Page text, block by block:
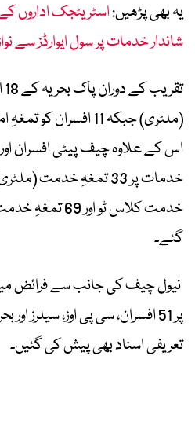
یہ بھی پڑھیں:اسٹریٹجک اداروں کے
شاندار خدمات پر سول ایوارڈز سے
(ملٹری) جبکہ 11
اس کے علاوہ چیف پیٹی افسران
خدمت کلاس ٹو
گئے۔
نیول چیف کی جانب سے فرائض
پر 51 افسران، سی پی اوز، سیلرز
تعریفی اسناد بھی پیش کی گئیں۔